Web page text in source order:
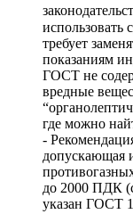
использовать
требует
показаниям
ГОСТ не
вредные
где можно
-
допускающая
до 2000 ПДК
указан ГОСТ